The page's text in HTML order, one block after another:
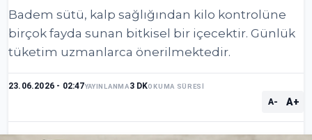
Badem sütü, kalp sağlığından kilo kontrolüne
birçok fayda sunan bitkisel bir içecektir. Günlük
tüketim uzmanlarca önerilmektedir.
23.06.2026 - 02:47YAYINLANMA3 DKOKUMA SÜRESİ
A- A+